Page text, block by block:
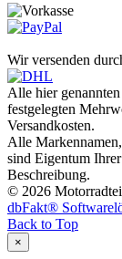
Wir versenden
Alle hier
festgelegten
Versandkosten.
Alle
sind Eigentum
Beschreibung.
© 2026
dbFakt®
Back to Top
×